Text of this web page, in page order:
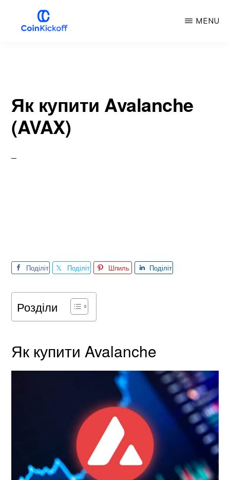
MENU
Як купити Avalanche
(AVAX)
Поділіт
Поділіт
Шпиль
Поділіт
Розділи
Як купити Avalanche